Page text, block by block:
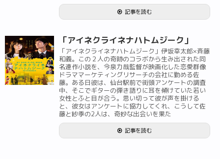
記事を読む
「アイネクライネナハトムジーク」
「アイネクライネナハトムジーク」伊坂幸太郎×斉藤
和義。この２人の奇跡のコラボから生み出された同
名連作小説を、今泉力哉監督が映画化した恋愛群像
ドラママーケティングリサーチの会社に勤める佐
藤。ある日彼は、仙台駅前で街頭アンケートの調査
中、そこでギターの弾き語りに耳を傾けていた若い
女性とふと目が合う。思い切って彼が声を掛ける
と、彼女はアンケートに協力してくれ、こうして佐
藤と紗季の2人は、奇妙な出会いを果た
記事を読む